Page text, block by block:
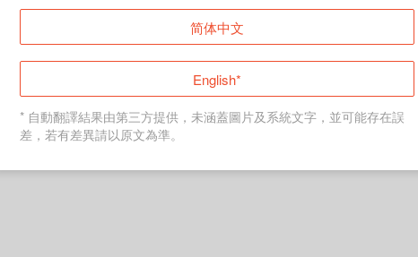
返回首頁
简体中文
English*
* 自動翻譯結果由第三方提供，未涵蓋圖片及系統文字，並可能存在誤
差，若有差異請以原文為準。